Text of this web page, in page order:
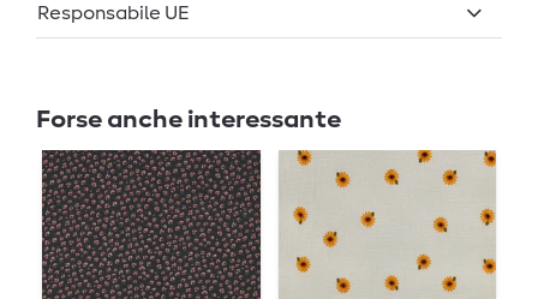
Responsabile UE
Forse anche interessante